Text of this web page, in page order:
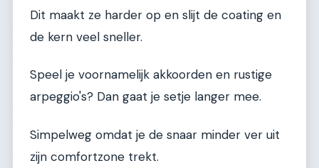
Dit maakt ze harder op en slijt de coating en
de kern veel sneller.
Speel je voornamelijk akkoorden en rustige
arpeggio's? Dan gaat je setje langer mee.
Simpelweg omdat je de snaar minder ver uit
zijn comfortzone trekt.